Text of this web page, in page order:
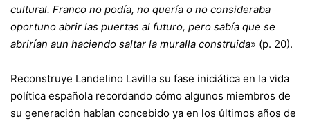
cultural. Franco no podía, no quería o no consideraba
oportuno abrir las puertas al futuro, pero sabía que se
abrirían aun haciendo saltar la muralla construida» (p. 20).
Reconstruye Landelino Lavilla su fase iniciática en la vida
política española recordando cómo algunos miembros de
su generación habían concebido ya en los últimos años de